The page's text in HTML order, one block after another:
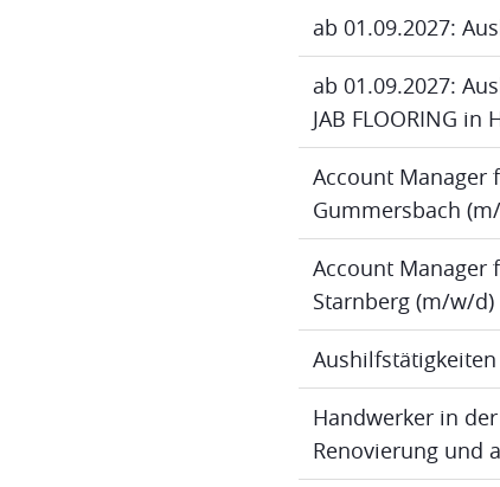
ab 01.09.2027:
ab 01.09.2027:
JAB FLOORING
Account Manager
Gummersbach
Account Manager
Starnberg (m/w/d)
Handwerker in
Renovierung und